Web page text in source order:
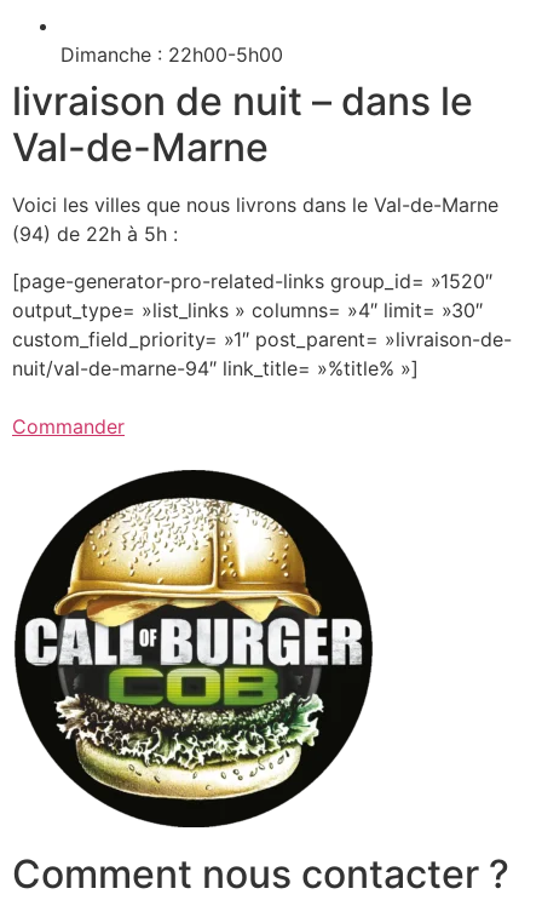
Dimanche : 22h00-5h00
livraison de nuit – dans le
Val-de-Marne
Voici les villes que nous livrons dans le Val-de-Marne
(94) de 22h à 5h :
[page-generator-pro-related-links group_id= »1520″
output_type= »list_links » columns= »4″ limit= »30″
custom_field_priority= »1″ post_parent= »livraison-de-
nuit/val-de-marne-94″ link_title= »%title% »]
Commander
Comment nous contacter ?